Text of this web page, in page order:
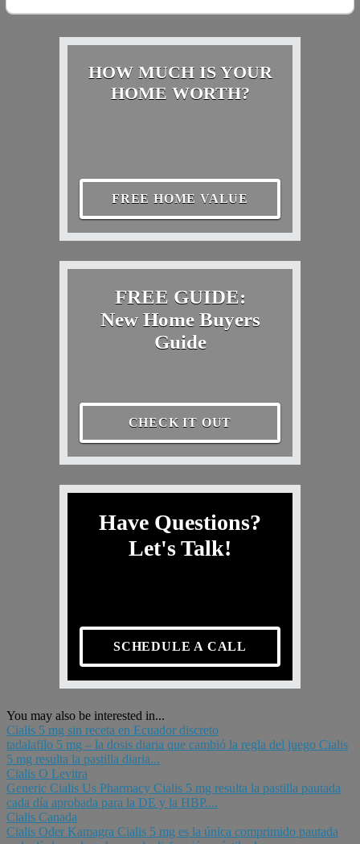
HOW MUCH IS YOUR
HOME WORTH?
FREE HOME VALUE
FREE GUIDE:
New Home Buyers
Guide
CHECK IT OUT
Have Questions?
Let's Talk!
SCHEDULE A CALL
You may also be interested in...
Cialis 5 mg sin receta en Ecuador discreto
tadalafilo 5 mg – la dosis diaria que cambió la regla del juego Cialis
5 mg resulta la pastilla diaria...
Cialis O Levitra
Generic Cialis Us Pharmacy Cialis 5 mg resulta la pastilla pautada
cada día aprobada para la DE y la HBP....
Cialis Canada
Cialis Oder Kamagra Cialis 5 mg es la única comprimido pautada